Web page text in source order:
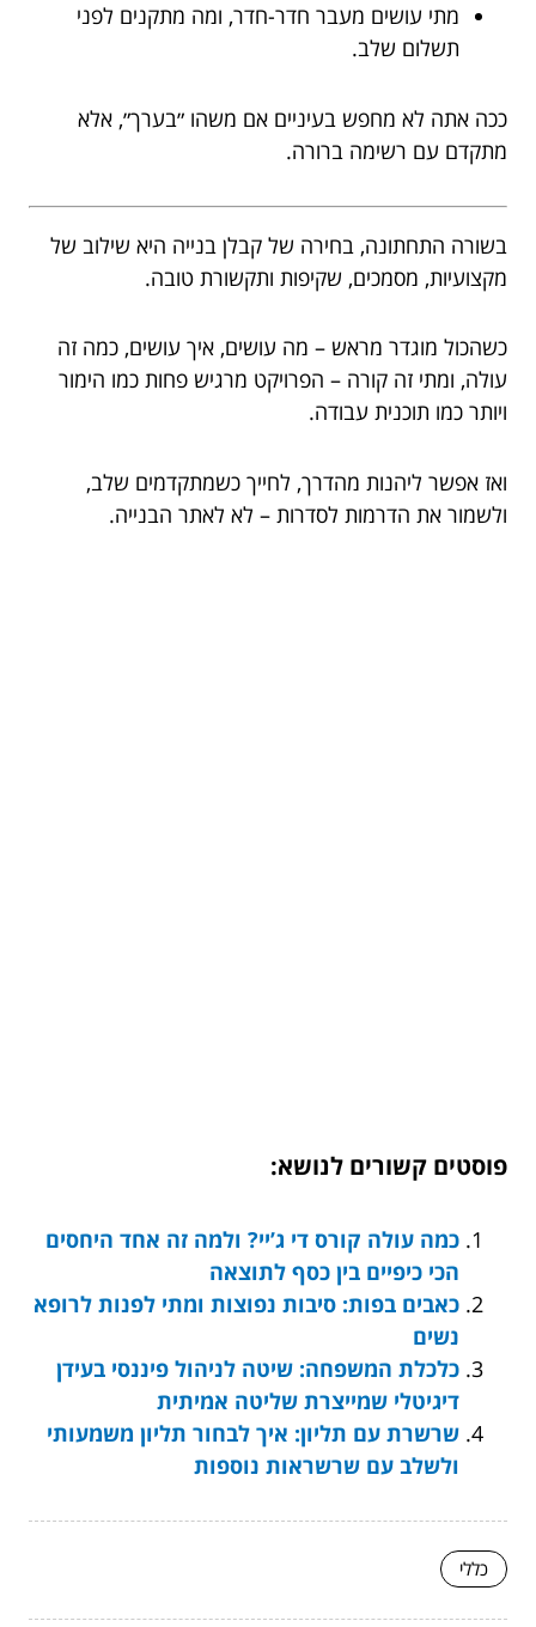
מתי עושים מעבר חדר-חדר, ומה מתקנים לפני
תשלום שלב.
ככה אתה לא מחפש בעיניים אם משהו ״בערך״, אלא
מתקדם עם רשימה ברורה.
בשורה התחתונה, בחירה של קבלן בנייה היא שילוב של
מקצועיות, מסמכים, שקיפות ותקשורת טובה.
כשהכול מוגדר מראש – מה עושים, איך עושים, כמה זה
עולה, ומתי זה קורה – הפרויקט מרגיש פחות כמו הימור
ויותר כמו תוכנית עבודה.
ואז אפשר ליהנות מהדרך, לחייך כשמתקדמים שלב,
ולשמור את הדרמות לסדרות – לא לאתר הבנייה.
פוסטים קשורים לנושא:
כמה עולה קורס די ג’יי? ולמה זה אחד היחסים
הכי כיפיים בין כסף לתוצאה
כאבים בפות: סיבות נפוצות ומתי לפנות לרופא
נשים
כלכלת המשפחה: שיטה לניהול פיננסי בעידן
דיגיטלי שמייצרת שליטה אמיתית
שרשרת עם תליון: איך לבחור תליון משמעותי
ולשלב עם שרשראות נוספות
כללי